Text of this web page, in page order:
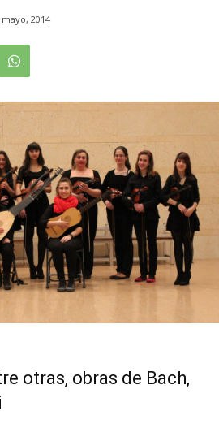
mayo, 2014
otras, obras de Bach,